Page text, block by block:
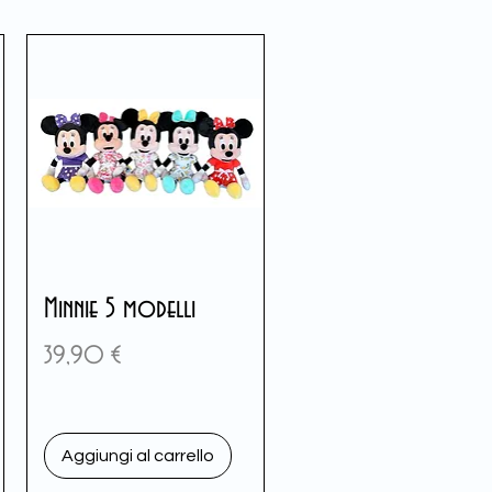
Minnie 5 modelli
Prezzo
39,90 €
Aggiungi al carrello